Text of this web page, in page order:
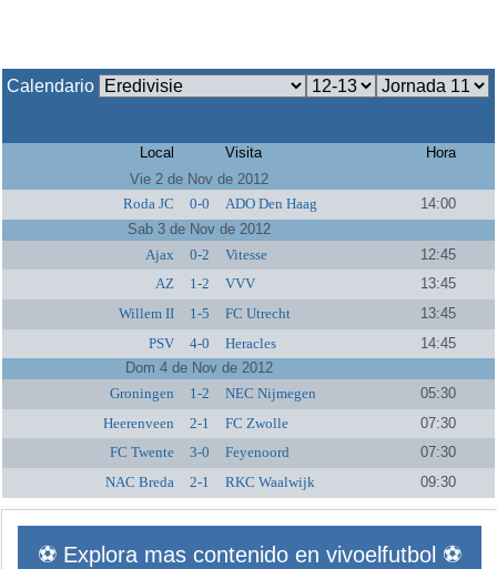
Calendario
Local Visita
Hora
Vie 2 de Nov de 2012
Roda JC
0-0 ADO Den Haag
14:00
Sab 3 de Nov de 2012
Ajax
0-2 Vitesse
12:45
AZ
1-2 VVV
13:45
Willem II
1-5 FC Utrecht
13:45
PSV
4-0 Heracles
14:45
Dom 4 de Nov de 2012
Groningen
1-2 NEC Nijmegen
05:30
Heerenveen
2-1 FC Zwolle
07:30
FC Twente
3-0 Feyenoord
07:30
NAC Breda
2-1 RKC Waalwijk 09:30
⚽ Explora mas contenido en vivoelfutbol ⚽